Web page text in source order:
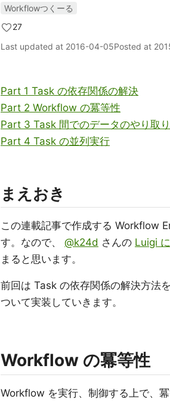
Workflowつくーる
27
Last updated at 2016-04-05Posted at
Part 1 Task の依存関係の解決
Part 2 Workflow の冪等性
Part 3 Task 間でのデータのやり取り
Part 4 Task の並列実行
まえおき
この連載記事で作成する Workflow
す。なので、 @k24d さんの Luigi
まると思います。
前回は Task の依存関係の解決方法
ついて実装していきます。
Workflow の冪等性
Workflow を実行、制御する上で、